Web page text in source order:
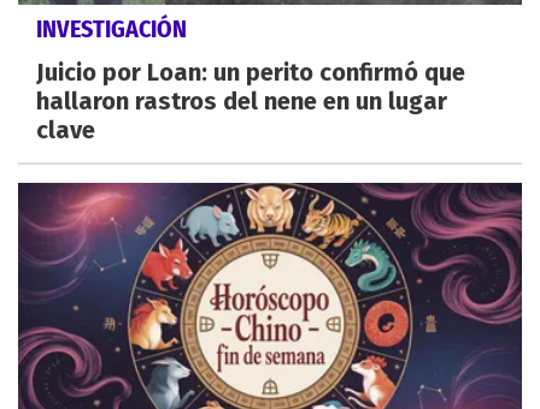
INVESTIGACIÓN
Juicio por Loan: un perito confirmó que
hallaron rastros del nene en un lugar
clave